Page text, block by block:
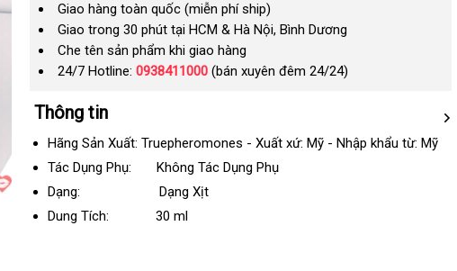
Giao hàng toàn quốc (miễn phí ship)
Giao trong 30 phút tại HCM & Hà Nội, Bình Dương
Che tên sản phẩm khi giao hàng
24/7 Hotline: 0938411000(bán xuyên đêm 24/24)
Thông tin
Hãng Sản Xuất: Truepheromones - Xuất xứ: Mỹ - Nhập khẩu từ: Mỹ
Tác Dụng Phụ: Không Tác Dụng Phụ
Dạng: Dạng Xịt
Dung Tích:
30 ml